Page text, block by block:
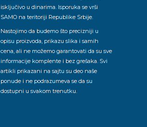
isključivo u dinarima. Isporuka se vrši
SAMO na teritoriji Republike Srbije.
Nastojimo da budemo što precizniji u
opisu proizvoda, prikazu slika i samih
cena, ali ne možemo garantovati da su sve
informacije komplente i bez grešaka. Svi
artikli prikazani na sajtu su deo naše
ponude i ne podrazumeva se da su
dostupni u svakom trenutku.